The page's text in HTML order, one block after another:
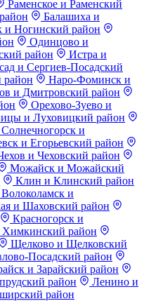
Раменское и Раменский
Балашиха и
и Ногинский район
Одинцово и
район
Истра и
и Сергиев-Посадский
Наро-Фоминск и
и Дмитровский район
Орехово-Зуево и
и Луховицкий район
Солнечногорск и
и Егорьевский район
и Чеховский район
Можайск и Можайский
Клин и Клинский район
Волоколамск и
и Шаховский район
Красногорск и
район
Щелково и Щелковский
Посадский район
и Зарайский район
район
Ленино и
район